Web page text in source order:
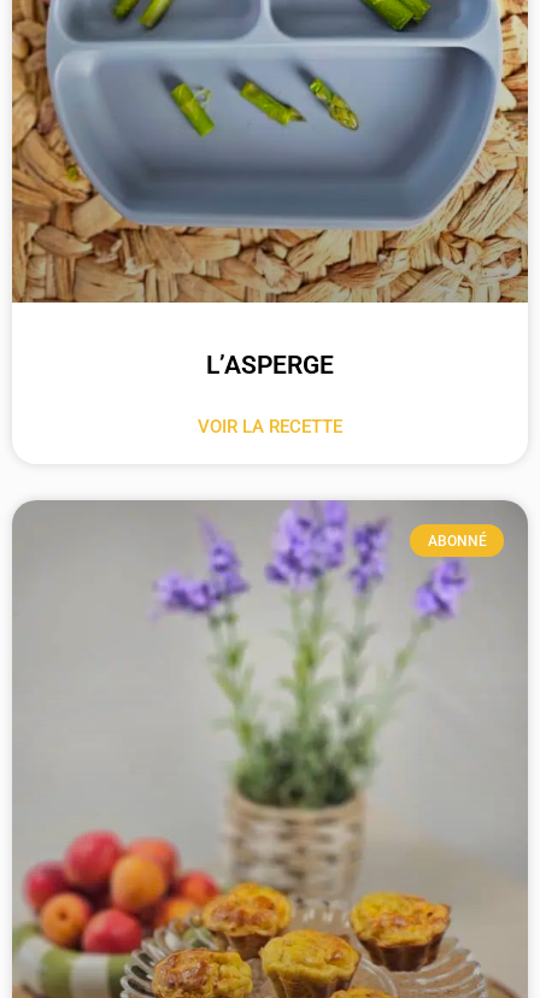
L’ASPERGE
VOIR LA RECETTE
ABONNÉ